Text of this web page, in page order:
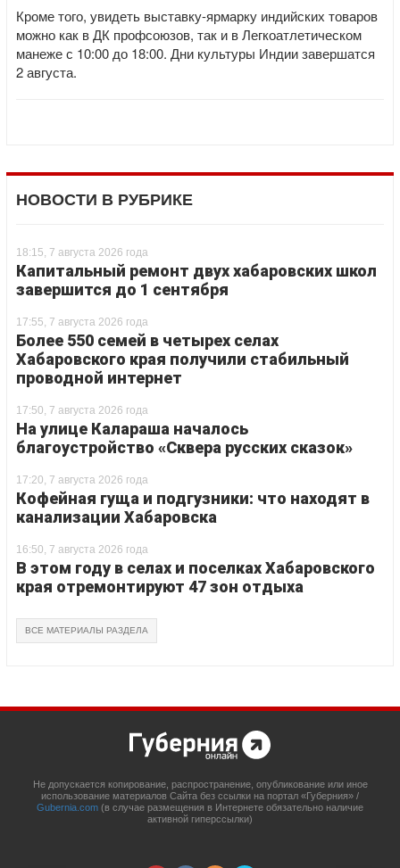
Кроме того, увидеть выставку-ярмарку индийских товаров
можно как в ДК профсоюзов, так и в Легкоатлетическом
манеже с 10:00 до 18:00. Дни культуры Индии завершатся
2 августа.
НОВОСТИ В РУБРИКЕ
18:15, 7 августа 2026 года
Капитальный ремонт двух хабаровских школ
завершится до 1 сентября
17:55, 7 августа 2026 года
Более 550 семей в четырех селах
Хабаровского края получили стабильный
проводной интернет
17:50, 7 августа 2026 года
На улице Калараша началось
благоустройство «Сквера русских сказок»
17:20, 7 августа 2026 года
Кофейная гуща и подгузники: что находят в
канализации Хабаровска
16:50, 7 августа 2026 года
В этом году в селах и поселках Хабаровского
края отремонтируют 47 зон отдыха
ВСЕ МАТЕРИАЛЫ РАЗДЕЛА
Не допускается копирование, распространение, опубликование или иное
использование материалов Сайта без ссылки на портал «Губерния» /
Gubernia.com (в случае размещения в Интернете обязательно наличие
активной гиперссылки)